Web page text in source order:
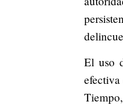
El uso